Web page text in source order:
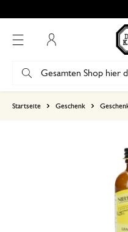
Startseite Geschenk